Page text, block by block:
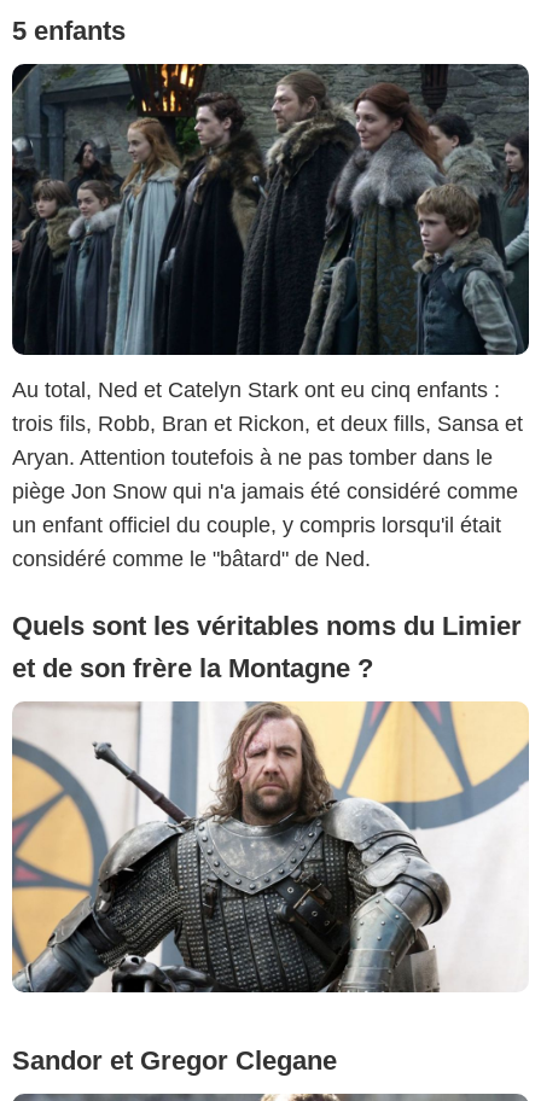
5 enfants
Au total, Ned et Catelyn Stark ont eu cinq enfants :
trois fils, Robb, Bran et Rickon, et deux fills, Sansa et
Aryan. Attention toutefois à ne pas tomber dans le
piège Jon Snow qui n'a jamais été considéré comme
un enfant officiel du couple, y compris lorsqu'il était
considéré comme le "bâtard" de Ned.
Quels sont les véritables noms du Limier
et de son frère la Montagne ?
Sandor et Gregor Clegane